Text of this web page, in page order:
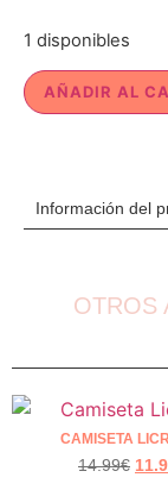
1 disponibles
AÑADIR AL
Información del
OTROS
CAMISETA
14.99€